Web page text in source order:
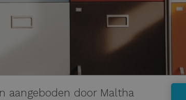
aangeboden door Maltha